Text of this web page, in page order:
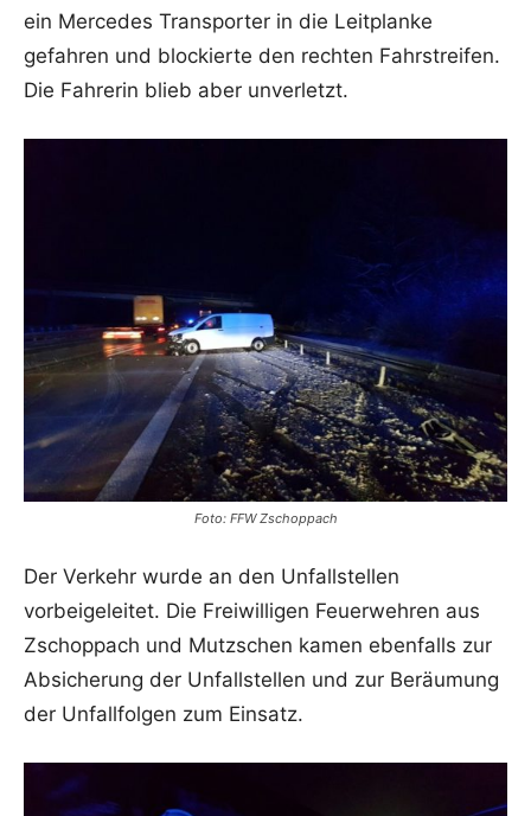
ein Mercedes Transporter in die Leitplanke
gefahren und blockierte den rechten Fahrstreifen.
Die Fahrerin blieb aber unverletzt.
Foto: FFW Zschoppach
Der Verkehr wurde an den Unfallstellen
vorbeigeleitet. Die Freiwilligen Feuerwehren aus
Zschoppach und Mutzschen kamen ebenfalls zur
Absicherung der Unfallstellen und zur Beräumung
der Unfallfolgen zum Einsatz.